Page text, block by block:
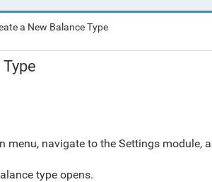
a New Balance Type
menu, navigate to the Settings module,
typeopens.